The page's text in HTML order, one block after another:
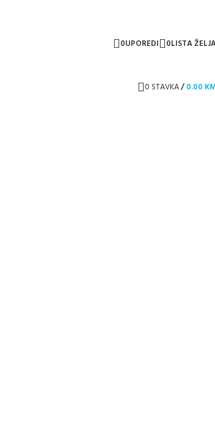
0UPOREDI 0LISTA
0 STAVKA/0.00